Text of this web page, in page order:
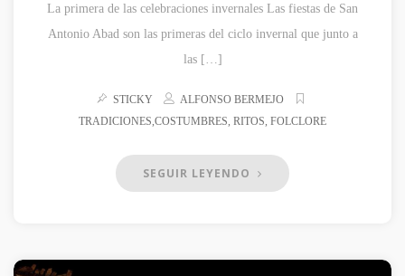
La primera de las celebraciones invernales Las fiestas de San
Antonio Abad son las primeras del ciclo invernal que junto a
las […]
STICKY
ALFONSO BERMEJO
TRADICIONES,COSTUMBRES, RITOS, FOLCLORE
SEGUIR LEYENDO